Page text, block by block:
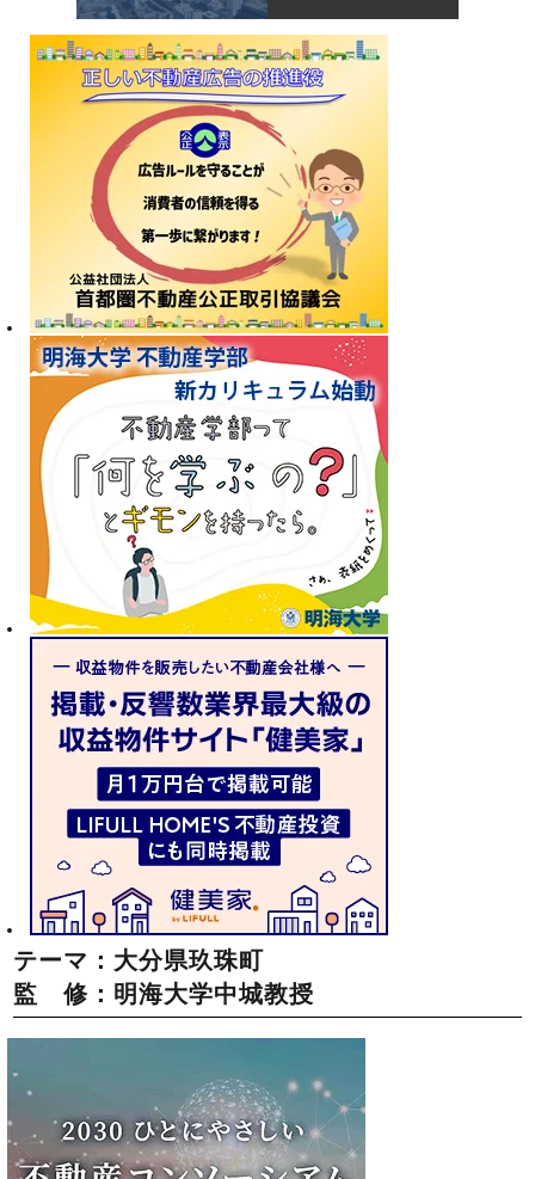
テーマ：大分県玖珠町
監 修：明海大学中城教授